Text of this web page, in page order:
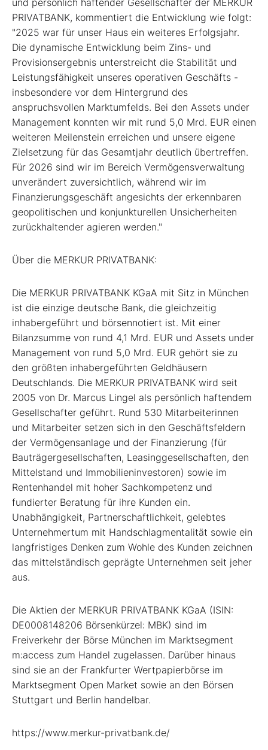
PRIVATBANK, kommentiert die Entwicklung wie folgt:
"2025 war für unser Haus ein weiteres Erfolgsjahr.
Die dynamische Entwicklung beim Zins- und
Provisionsergebnis unterstreicht die Stabilität und
Leistungsfähigkeit unseres operativen Geschäfts -
insbesondere vor dem Hintergrund des
anspruchsvollen Marktumfelds. Bei den Assets under
Management konnten wir mit rund 5,0 Mrd. EUR einen
weiteren Meilenstein erreichen und unsere eigene
Zielsetzung für das Gesamtjahr deutlich übertreffen.
Für 2026 sind wir im Bereich Vermögensverwaltung
unverändert zuversichtlich, während wir im
Finanzierungsgeschäft angesichts der erkennbaren
geopolitischen und konjunkturellen Unsicherheiten
zurückhaltender agieren werden."
Über die MERKUR PRIVATBANK:
Die MERKUR PRIVATBANK KGaA mit Sitz in München
ist die einzige deutsche Bank, die gleichzeitig
inhabergeführt und börsennotiert ist. Mit einer
Bilanzsumme von rund 4,1 Mrd. EUR und Assets under
Management von rund 5,0 Mrd. EUR gehört sie zu
den größten inhabergeführten Geldhäusern
Deutschlands. Die MERKUR PRIVATBANK wird seit
2005 von Dr. Marcus Lingel als persönlich haftendem
Gesellschafter geführt. Rund 530 Mitarbeiterinnen
und Mitarbeiter setzen sich in den Geschäftsfeldern
der Vermögensanlage und der Finanzierung (für
Bauträgergesellschaften, Leasinggesellschaften, den
Mittelstand und Immobilieninvestoren) sowie im
Rentenhandel mit hoher Sachkompetenz und
fundierter Beratung für ihre Kunden ein.
Unabhängigkeit, Partnerschaftlichkeit, gelebtes
Unternehmertum mit Handschlagmentalität sowie ein
langfristiges Denken zum Wohle des Kunden zeichnen
das mittelständisch geprägte Unternehmen seit jeher
aus.
Die Aktien der MERKUR PRIVATBANK KGaA (ISIN:
DE0008148206 Börsenkürzel: MBK) sind im
Freiverkehr der Börse München im Marktsegment
m:access zum Handel zugelassen. Darüber hinaus
sind sie an der Frankfurter Wertpapierbörse im
Marktsegment Open Market sowie an den Börsen
Stuttgart und Berlin handelbar.
https://www.merkur-privatbank.de/